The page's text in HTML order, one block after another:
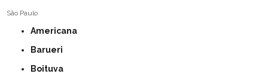
São Paulo
Americana
Barueri
Boituva